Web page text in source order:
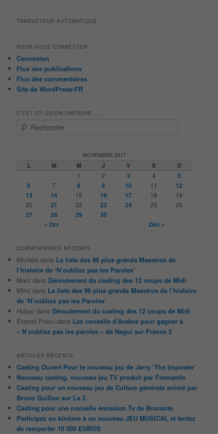
TRADUCTEUR AUTOMATIQUE
POUR VOUS CONNECTER
Connexion
Flux des publications
Flux des commentaires
Site de WordPress-FR
C’EST ICI QU’ON CHERCHE …
NOVEMBRE 2017
L M M J V S D
1 2 3 4
5
6
7 8 9 10 11
12
13
14 15 16 17 18
19
20
21 22 23 24 25 26
27 28 29
30
« Oct
Déc »
COMMENTAIRES RÉCENTS
Michèle dans La liste des 98 plus grands Maestros de
l’histoire de ‘N’oubliez pas les Paroles’
Marc dans Déroulement du casting des 12 coups de Midi
Mimi dans La liste des 98 plus grands Maestros de l’histoire
de ‘N’oubliez pas les Paroles’
Hubac dans Déroulement du casting des 12 coups de Midi
Éternel Prévu dans Les conseils d’Arsène pour gagner à
« N’oubliez pas les paroles » de Nagui sur France 2
ARTICLES RÉCENTS
Casting Ouvert Pour le nouveau jeu de Jarry ‘The Imposter’
Nouveau casting, nouveau jeu TV produit par Fremantle
Casting pour un nouveau jeu de Culture générale animé par
Bruno Guillon sur La 2
Casting pour une nouvelle émission Tv de Brocante
Participez en binôme à un nouveau JEU MUSICAL et tentez
de remporter 10 000 EUROS